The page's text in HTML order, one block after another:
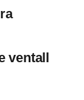
ventall